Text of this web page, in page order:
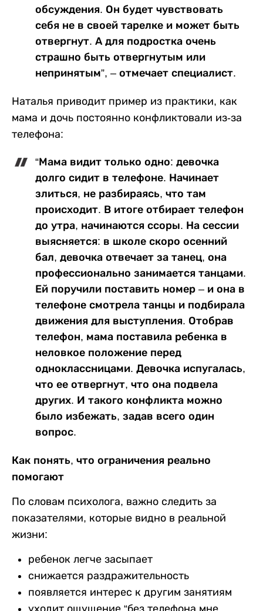
обсуждения. Он будет чувствовать
себя не в своей тарелке и может быть
отвергнут. А для подростка очень
страшно быть отвергнутым или
непринятым”, – отмечает специалист.
Наталья приводит пример из практики, как
мама и дочь постоянно конфликтовали из-за
телефона:
“Мама видит только одно: девочка
долго сидит в телефоне. Начинает
злиться, не разбираясь, что там
происходит. В итоге отбирает телефон
до утра, начинаются ссоры. На сессии
выясняется: в школе скоро осенний
бал, девочка отвечает за танец, она
профессионально занимается танцами.
Ей поручили поставить номер – и она в
телефоне смотрела танцы и подбирала
движения для выступления. Отобрав
телефон, мама поставила ребенка в
неловкое положение перед
одноклассницами. Девочка испугалась,
что ее отвергнут, что она подвела
других. И такого конфликта можно
было избежать, задав всего один
вопрос.
Как понять, что ограничения реально
помогают
По словам психолога, важно следить за
показателями, которые видно в реальной
жизни:
ребенок легче засыпает
снижается раздражительность
появляется интерес к другим занятиям
уходит ощущение “без телефона мне